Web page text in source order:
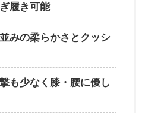
履き可能
みの柔らかさとクッシ
も少なく膝・腰に優し